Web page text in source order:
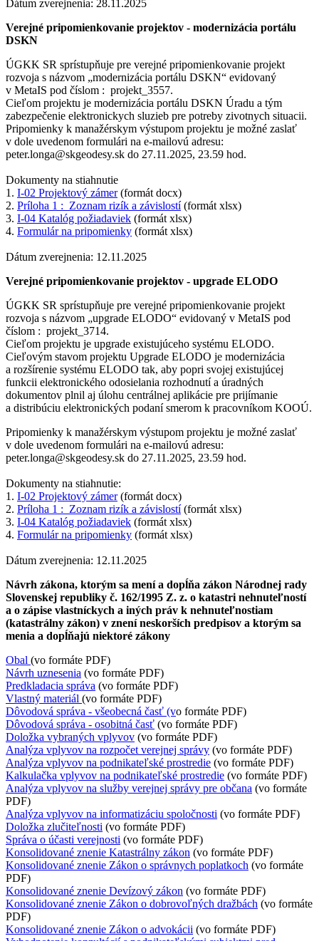
Dátum zverejnenia: 28.11.2025
Verejné pripomienkovanie projektov - modernizácia portálu
DSKN
ÚGKK SR sprístupňuje pre verejné pripomienkovanie projekt
rozvoja s názvom „modernizácia portálu DSKN“ evidovaný
v MetaIS pod číslom : projekt_3557.
Cieľom projektu je modernizácia portálu DSKN Úradu a tým
zabezpečenie elektronickych sluzieb pre potreby zivotnych situacii.
Pripomienky k manažérskym výstupom projektu je možné zaslať
v dole uvedenom formulári na e-mailovú adresu:
peter.longa@skgeodesy.sk do 27.11.2025, 23.59 hod.
Dokumenty na stiahnutie
1. I-02 Projektový zámer(formát docx)
2. Príloha 1 : Zoznam rizík a závislostí(formát xlsx)
3. I-04 Katalóg požiadaviek (formát xlsx)
4. Formulár na pripomienky (formát xlsx)
Dátum zverejnenia: 12.11.2025
Verejné pripomienkovanie projektov - upgrade ELODO
ÚGKK SR sprístupňuje pre verejné pripomienkovanie projekt
rozvoja s názvom „upgrade ELODO“ evidovaný v MetaIS pod
číslom : projekt_3714.
Cieľom projektu je upgrade existujúceho systému ELODO.
Cieľovým stavom projektu Upgrade ELODO je modernizácia
a rozšírenie systému ELODO tak, aby popri svojej existujúcej
funkcii elektronického odosielania rozhodnutí a úradných
dokumentov plnil aj úlohu centrálnej aplikácie pre prijímanie
a distribúciu elektronických podaní smerom k pracovníkom KOOÚ.
Pripomienky k manažérskym výstupom projektu je možné zaslať
v dole uvedenom formulári na e-mailovú adresu:
peter.longa@skgeodesy.sk do 27.11.2025, 23.59 hod.
Dokumenty na stiahnutie:
1. I-02 Projektový zámer(formát docx)
2. Príloha 1 : Zoznam rizík a závislostí(formát xlsx)
3. I-04 Katalóg požiadaviek (formát xlsx)
4. Formulár na pripomienky (formát xlsx)
Dátum zverejnenia: 12.11.2025
Návrh zákona, ktorým sa mení a dopĺňa zákon Národnej rady
Slovenskej republiky č. 162/1995 Z. z. o katastri nehnuteľností
a o zápise vlastníckych a iných práv k nehnuteľnostiam
(katastrálny zákon) v znení neskorších predpisov a ktorým sa
menia a dopĺňajú niektoré zákony
Obal (vo formáte PDF)
Návrh uznesenia (vo formáte PDF)
Predkladacia správa (vo formáte PDF)
Vlastný materiál (vo formáte PDF)
Dôvodová správa - všeobecná časť (vo formáte PDF)
Dôvodová správa - osobitná časť (vo formáte PDF)
Doložka vybraných vplyvov (vo formáte PDF)
Analýza vplyvov na rozpočet verejnej správy (vo formáte PDF)
Analýza vplyvov na podnikateľské prostredie (vo formáte PDF)
Kalkulačka vplyvov na podnikateľské prostredie (vo formáte PDF)
Analýza vplyvov na služby verejnej správy pre občana (vo formáte
PDF)
Analýza vplyvov na informatizáciu spoločnosti (vo formáte PDF)
Doložka zlučiteľnosti (vo formáte PDF)
Správa o účasti verejnosti (vo formáte PDF)
Konsolidované znenie Katastrálny zákon (vo formáte PDF)
Konsolidované znenie Zákon o správnych poplatkoch (vo formáte
PDF)
Konsolidované znenie Devízový zákon (vo formáte PDF)
Konsolidované znenie Zákon o dobrovoľných dražbách (vo formáte
PDF)
Konsolidované znenie Zákon o advokácii (vo formáte PDF)